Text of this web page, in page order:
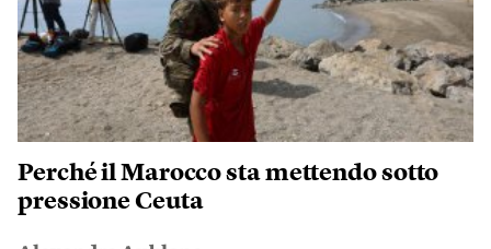
Perché il Marocco sta mettendo sotto
pressione Ceuta